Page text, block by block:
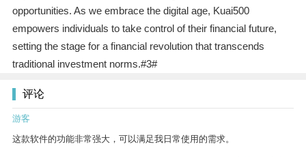
opportunities. As we embrace the digital age, Kuai500
empowers individuals to take control of their financial future,
setting the stage for a financial revolution that transcends
traditional investment norms.#3#
评论
游客
这款软件的功能非常强大，可以满足我日常使用的需求。